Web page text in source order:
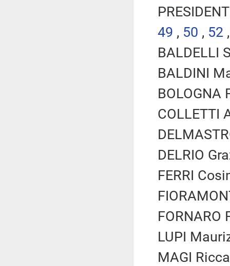
49 , 50 , 52
BALDELLI
BALDINI
BOLOGNA
COLLETTI
DELRIO
FERRI
FORNARO
LUPI
MAGI